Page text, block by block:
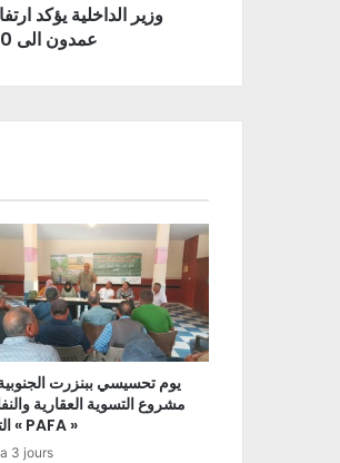
وزير الداخلية يؤكد
عمدون الى 30 شخصا
يوم تحسيسي ببنزرت
مشروع التسوية العقارية
التمويل « PAFA »
3 jours